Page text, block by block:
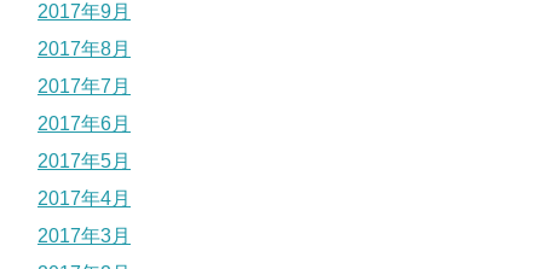
2017年9月
2017年8月
2017年7月
2017年6月
2017年5月
2017年4月
2017年3月